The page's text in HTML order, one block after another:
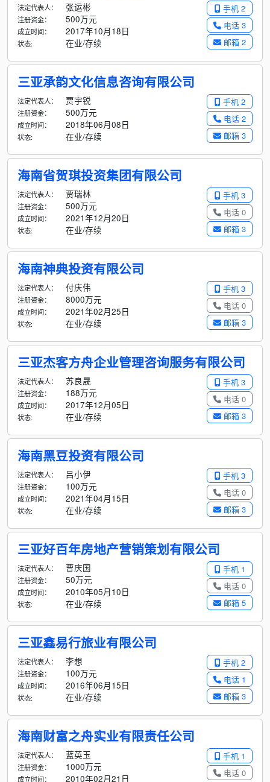
手机 2
电话 3
邮箱 2
法定代表人： 张运彬
注册资金： 500万元
成立时间： 2017年10月18日
状态: 在业/存续
三亚承韵文化信息咨询有限公司
手机 2
电话 2
邮箱 3
法定代表人： 贾宇锐
注册资金： 500万元
成立时间： 2018年06月08日
状态: 在业/存续
海南省贺琪投资集团有限公司
手机 3
电话 0
邮箱 3
法定代表人： 贾瑞林
注册资金： 500万元
成立时间： 2021年12月20日
状态: 在业/存续
海南神典投资有限公司
手机 3
电话 0
邮箱 3
法定代表人： 付庆伟
注册资金： 8000万元
成立时间： 2021年02月25日
状态: 在业/存续
三亚杰客方舟企业管理咨询服务有限公司
手机 3
电话 0
邮箱 3
法定代表人： 苏良晟
注册资金： 188万元
成立时间： 2017年12月05日
状态: 在业/存续
海南黑豆投资有限公司
手机 3
电话 0
邮箱 3
法定代表人： 吕小伊
注册资金： 100万元
成立时间： 2021年04月15日
状态: 在业/存续
三亚好百年房地产营销策划有限公司
手机 1
电话 0
邮箱 5
法定代表人： 曹庆国
注册资金： 50万元
成立时间： 2010年05月10日
状态: 在业/存续
三亚鑫易行旅业有限公司
手机 2
电话 1
邮箱 3
法定代表人： 李想
注册资金： 100万元
成立时间： 2016年06月15日
状态: 在业/存续
海南财富之舟实业有限责任公司
手机 1
电话 0
法定代表人： 蓝英玉
注册资金： 1000万元
成立时间： 2010年02月21日